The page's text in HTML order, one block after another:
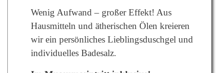
Wenig Aufwand – großer Effekt! Aus
Hausmitteln und ätherischen Ölen kreieren
wir ein persönliches Lieblingsduschgel und
individuelles Badesalz.